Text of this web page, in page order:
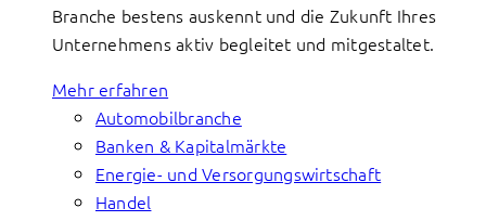
Branche bestens auskennt und die Zukunft Ihres
Unternehmens aktiv begleitet und mitgestaltet.
Mehr erfahren
Automobilbranche
Banken & Kapitalmärkte
Energie- und Versorgungswirtschaft
Handel